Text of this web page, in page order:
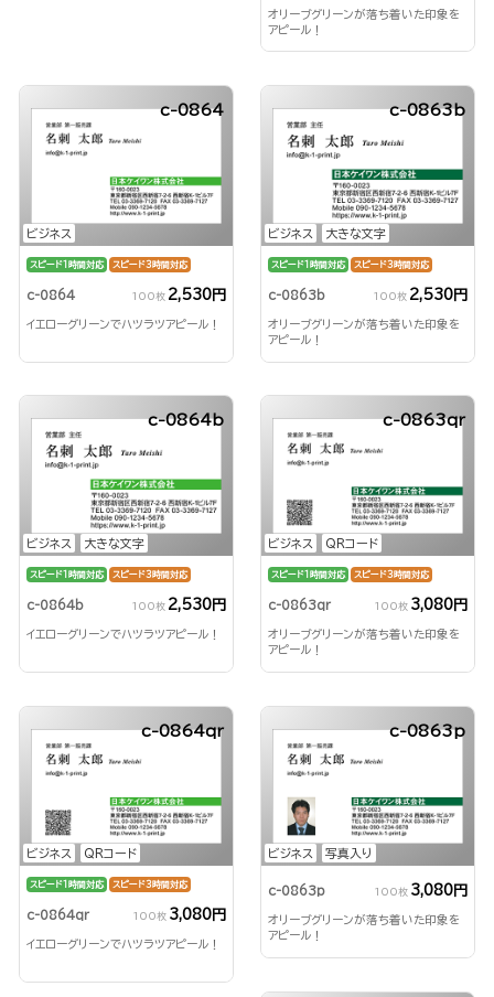
オリーブグリーンが落ち着いた印象を
アピール！
ビジネス
c-0864
スピード1時間対応 スピード3時間対応
c-0864 100枚 2,530円
イエローグリーンでハツラツアピール！
ビジネス 大きな文字
c-0863b
スピード1時間対応 スピード3時間対応
c-0863b 100枚 2,530円
オリーブグリーンが落ち着いた印象を
アピール！
ビジネス 大きな文字
c-0864b
スピード1時間対応 スピード3時間対応
c-0864b 100枚 2,530円
イエローグリーンでハツラツアピール！
ビジネス QRコード
c-0863qr
スピード1時間対応 スピード3時間対応
c-0863qr 100枚 3,080円
オリーブグリーンが落ち着いた印象を
アピール！
ビジネス QRコード
c-0864qr
スピード1時間対応 スピード3時間対応
c-0864qr 100枚 3,080円
イエローグリーンでハツラツアピール！
ビジネス 写真入り
c-0863p
c-0863p 100枚 3,080円
オリーブグリーンが落ち着いた印象を
アピール！